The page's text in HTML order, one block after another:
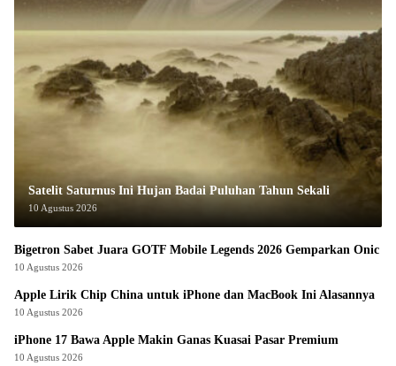
Satelit Saturnus Ini Hujan Badai Puluhan Tahun Sekali
10 Agustus 2026
Bigetron Sabet Juara GOTF Mobile Legends 2026 Gemparkan Onic
10 Agustus 2026
Apple Lirik Chip China untuk iPhone dan MacBook Ini Alasannya
10 Agustus 2026
iPhone 17 Bawa Apple Makin Ganas Kuasai Pasar Premium
10 Agustus 2026